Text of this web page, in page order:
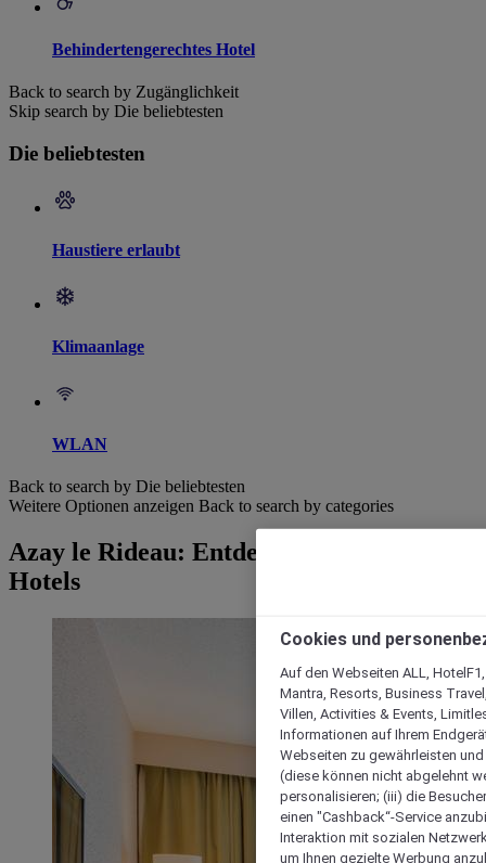
Behindertengerechtes Hotel
Back to search by Zugänglichkeit
Skip search by Die beliebtesten
Die beliebtesten
Haustiere erlaubt
Klimaanlage
WLAN
Back to search by Die beliebtesten
Weitere Optionen anzeigen Back to search by categories
Azay le Rideau: Entdecken Sie unsere
Hotels
Cookies und
Auf den Webseiten ALL,
Mantra, Resorts, Business
Villen, Activities & Events,
Informationen auf Ihrem
Webseiten zu gewährleisten
(diese können nicht abgelehnt
personalisieren; (iii) die
einen "Cashback“-Service
Interaktion mit sozialen
um Ihnen gezielte Werbung